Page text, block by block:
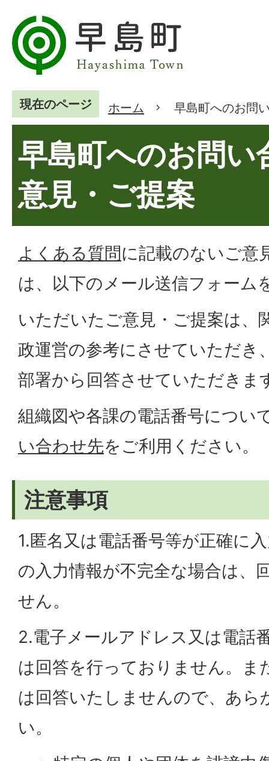
現在のページ ホーム 早島町へのお問
早島町へのお問い
意見・ご提案
よくある質問に記載のないご意
は、以下のメール送信フォーム
いただいたご意見・ご提案は、
政運営の参考にさせていただき
部署から回答させていただきま
組織図や各課の電話番号につい
い合わせ先をご利用ください。
注意事項
1.匿名又は電話番号等が正確に
の入力情報が不完全な場合は、
せん。
2.電子メールアドレス又は電話
は回答を行っておりません。ま
は回答いたしませんので、あら
い。